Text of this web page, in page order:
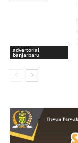
advertorial
banjarbaru